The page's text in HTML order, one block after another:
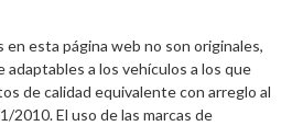
en esta página web no son originales,
a los vehículos a los que
de calidad equivalente con arreglo al
2010. El uso de las marcas de